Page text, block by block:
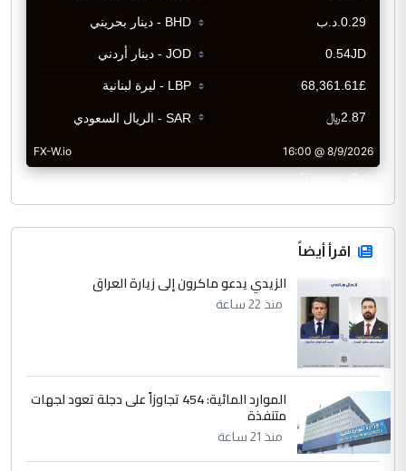
CurrencyRate
اقرأ أيضاً
الزيدي يدعو ماكرون إلى زيارة العراق
منذ 22 ساعة
الموارد المائية: 454 تجاوزاً على دجلة تعود لجهات
متنفذة
منذ 21 ساعة